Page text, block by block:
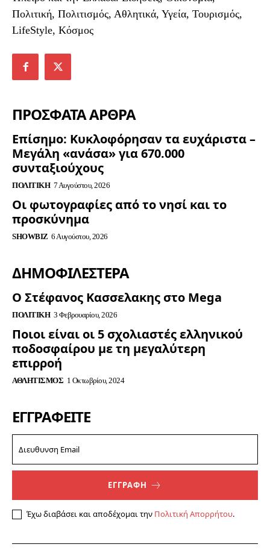
Πολιτική, Πολιτισμός, Αθλητικά, Υγεία, Τουρισμός,
LifeStyle, Κόσμος
ΠΡΟΣΦΑΤΑ ΑΡΘΡΑ
Επίσημο: Κυκλοφόρησαν τα ευχάριστα –
Μεγάλη «ανάσα» για 670.000
συνταξιούχους
ΠΟΛΙΤΙΚΉ 7 Αυγούστου, 2026
Οι φωτογραφίες από το νησί και το
προσκύνημα
SHOWBIZ 6 Αυγούστου, 2026
ΔΗΜΟΦΙΛΈΣΤΕΡΑ
Ο Στέφανος Κασσελακης στο Mega
ΠΟΛΙΤΙΚΉ 3 Φεβρουαρίου, 2026
Ποιοι είναι οι 5 σχολιαστές ελληνικού
ποδοσφαίρου με τη μεγαλύτερη
επιρροή
ΑΘΛΗΤΙΣΜΌΣ 1 Οκτωβρίου, 2024
ΕΓΓΡΑΦΕΊΤΕ
ΕΓΓΡΑΦΗ
Έχω διαβάσει και αποδέχομαι την Πολιτική Απορρήτου.